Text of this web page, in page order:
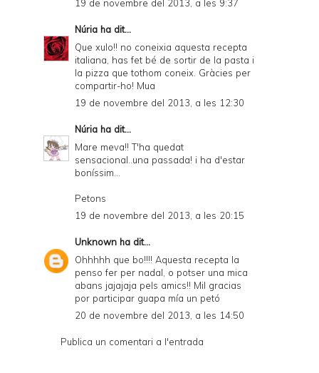
19 de novembre del 2013, a les 9:37
Núria ha dit...
Que xulo!! no coneixia aquesta recepta
italiana, has fet bé de sortir de la pasta i
la pizza que tothom coneix. Gràcies per
compartir-ho! Mua
19 de novembre del 2013, a les 12:30
Núria ha dit...
Mare meva!! T'ha quedat
sensacional..una passada! i ha d'estar
boníssim...
Petons
19 de novembre del 2013, a les 20:15
Unknown ha dit...
Ohhhhh que bo!!!! Aquesta recepta la
penso fer per nadal, o potser una mica
abans jajajaja pels amics!! Mil gracias
por participar guapa mía un petó
20 de novembre del 2013, a les 14:50
Publica un comentari a l'entrada